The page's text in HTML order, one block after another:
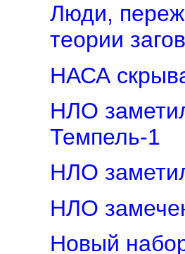
Люди,
теории
НАСА
НЛО
Темпель-1
НЛО
НЛО
Новый